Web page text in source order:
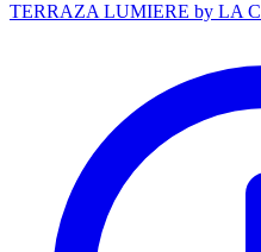
TERRAZA LUMIERE by LA